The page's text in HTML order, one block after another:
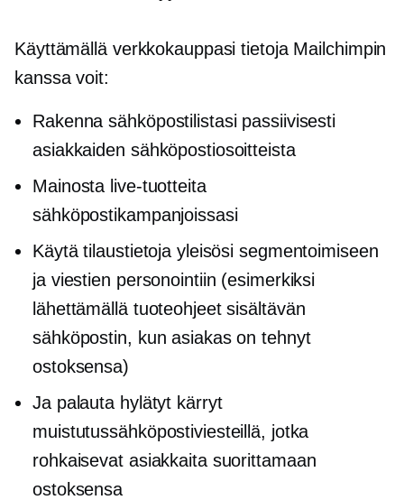
Käyttämällä verkkokauppasi tietoja Mailchimpin
kanssa voit:
Rakenna sähköpostilistasi passiivisesti
asiakkaiden sähköpostiosoitteista
Mainosta live-tuotteita
sähköpostikampanjoissasi
Käytä tilaustietoja yleisösi segmentoimiseen
ja viestien personointiin (esimerkiksi
lähettämällä tuoteohjeet sisältävän
sähköpostin, kun asiakas on tehnyt
ostoksensa)
Ja palauta hylätyt kärryt
muistutussähköpostiviesteillä, jotka
rohkaisevat asiakkaita suorittamaan
ostoksensa